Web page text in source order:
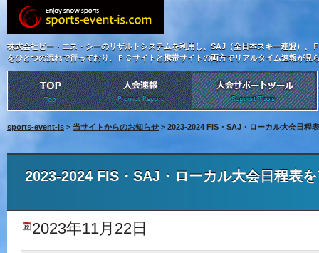
株式会社ビー・エス・シーのリザルトシステムを利用し、SAJ（全日本スキー連盟）
をひとつの流れで行っており、ＰＣサイトと携帯サイトの両方でリアルタイム速報が見
sports-event-is > 当サイトからのお知らせ > 2023-2024 FIS・SAJ・ローカル大会日程
2023-2024 FIS・SAJ・ローカル大会日程表
2023年11月22日